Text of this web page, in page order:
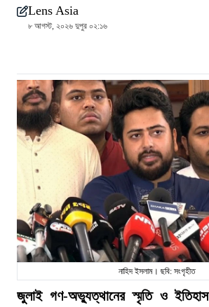
Lens Asia
৮ আগস্ট, ২০২৬ দুপুর ০২:১৬
নাহিদ ইসলাম। ছবি: সংগৃহীত
জুলাই গণ-অভ্যুত্থানের স্মৃতি ও